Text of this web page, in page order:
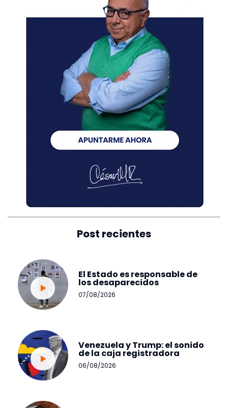
Post recientes
El Estado es responsable de
los desaparecidos
07/08/2026
Venezuela y Trump: el sonido
de la caja registradora
06/08/2026